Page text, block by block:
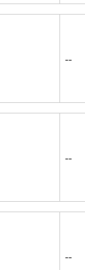
--
--
--